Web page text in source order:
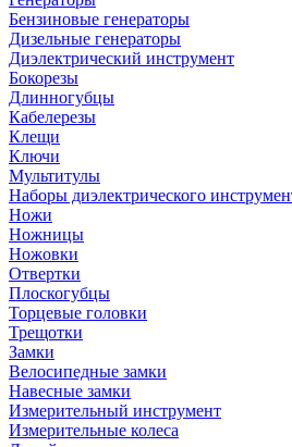
Бензиновые генераторы
Дизельные генераторы
Диэлектрический инструмент
Бокорезы
Длинногубцы
Кабелерезы
Клещи
Ключи
Мультитулы
Наборы диэлектрического
Ножи
Ножницы
Ножовки
Отвертки
Плоскогубцы
Торцевые головки
Трещотки
Замки
Велосипедные замки
Навесные замки
Измерительный инструмент
Измерительные колеса